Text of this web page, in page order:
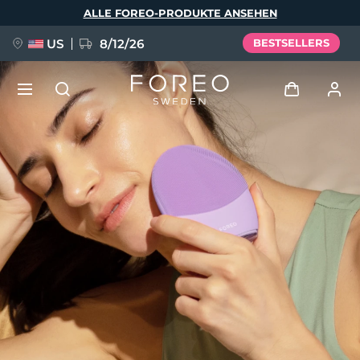
ALLE FOREO-PRODUKTE ANSEHEN
US 8/12/26 BESTSELLERS
Benutzerkonto
Meine Geräte
Meine Bestellungen
Meine Adressen
Meine Abonnements
NEU
FAQ™ Pure Beauty-Tech Elixir
BREAKING NEWS
issa™ Teeth Whitening Set
Sprache
English Deutsch
Español
Français
Italiano
Português
Svenska
Русский
Türkçe
简体中文 繁體中文